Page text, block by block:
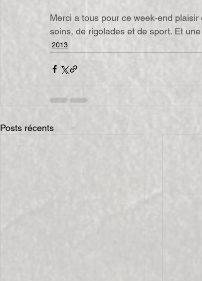
Merci a tous pour ce week-end
soins, de rigolades et de sport. Et
2013
Posts récents